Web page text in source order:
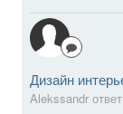
Дизайн
Alekssandr